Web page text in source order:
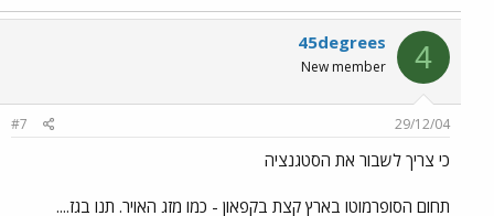
4
45degrees
New member
29/12/04
#7
כי צריך לשבור את הסטגנציה
תחום הסופרמוטו בארץ קצת בקפאון - כמו מזג האויר. תנו בגז....